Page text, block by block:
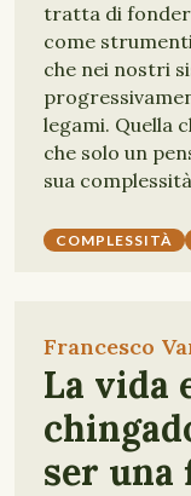
tratta di
come
che nei nostri
legami. Quella
che solo un
sua
COMPLESSITÀ
Francesco
La vida
ser una